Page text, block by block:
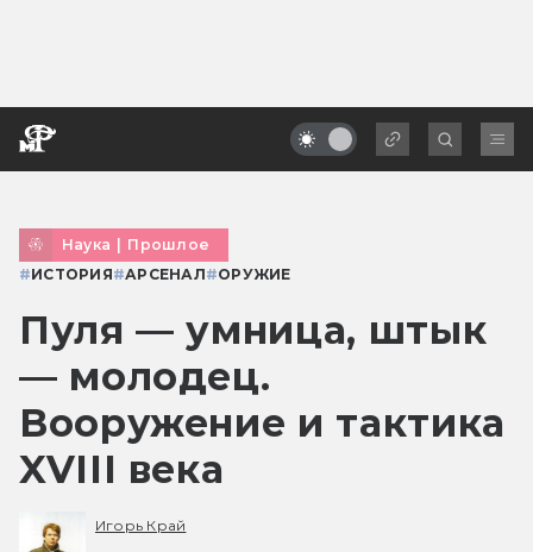
Наука | Прошлое
#ИСТОРИЯ#АРСЕНАЛ#ОРУЖИЕ
Пуля — умница, штык
— молодец.
Вооружение и тактика
XVIII века
Игорь Край